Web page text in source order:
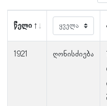
წელი
1921 ღონისძიება